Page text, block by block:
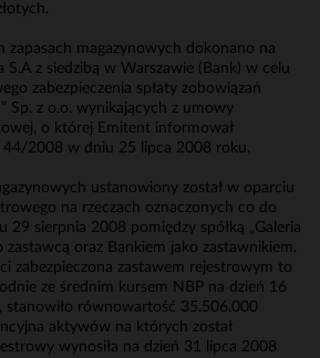
zapasach magazynowych dokonano na
S.A z siedzibą w Warszawie (Bank) w celu
zabezpieczenia spłaty zobowiązań
Sp. z o.o. wynikających z umowy
o której Emitent informował
44/2008 w dniu 25 lipca 2008 roku.
ustanowiony został w oparciu
na rzeczach oznaczonych co do
29 sierpnia 2008 pomiędzy spółką „Galeria
zastawcą oraz Bankiem jako zastawnikiem.
zabezpieczona zastawem rejestrowym to
ze średnim kursem NBP na dzień 16
stanowiło równowartość 35.506.000
aktywów na których został
wynosiła na dzień 31 lipca 2008